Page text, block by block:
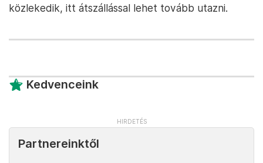
közlekedik, itt átszállással lehet tovább utazni.
Kedvenceink
Partnereinktől